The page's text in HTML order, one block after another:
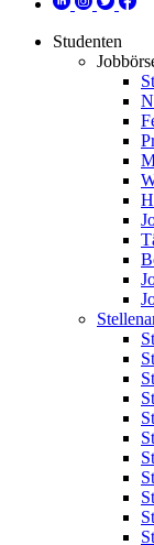
Studenten